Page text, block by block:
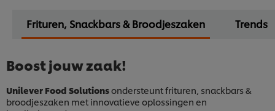
Frituren, Snackbars & Broodjeszaken Trends
Boost jouw zaak!
Unilever Food Solutionsondersteunt frituren, snackbars &
broodjeszaken met innovatieve oplossingen en